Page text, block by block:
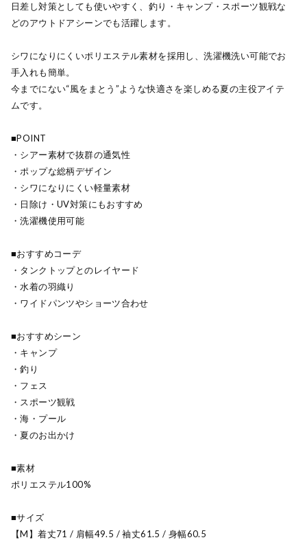
日差し対策としても使いやすく、釣り・キャンプ・スポーツ観戦な
どのアウトドアシーンでも活躍します。
シワになりにくいポリエステル素材を採用し、洗濯機洗い可能でお
手入れも簡単。
今までにない“風をまとう”ような快適さを楽しめる夏の主役アイテ
ムです。
■POINT
・シアー素材で抜群の通気性
・ポップな総柄デザイン
・シワになりにくい軽量素材
・日除け・UV対策にもおすすめ
・洗濯機使用可能
■おすすめコーデ
・タンクトップとのレイヤード
・水着の羽織り
・ワイドパンツやショーツ合わせ
■おすすめシーン
・キャンプ
・釣り
・フェス
・スポーツ観戦
・海・プール
・夏のお出かけ
■素材
ポリエステル100%
■サイズ
【M】着丈71 / 肩幅49.5 / 袖丈61.5 / 身幅60.5